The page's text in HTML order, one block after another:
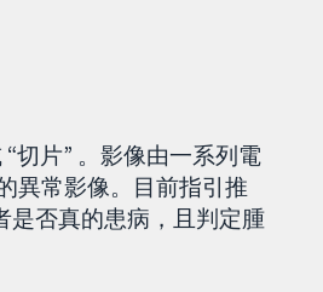
切片” 。影像由一系列電
異常影像。目前指引推
是否真的患病，且判定腫